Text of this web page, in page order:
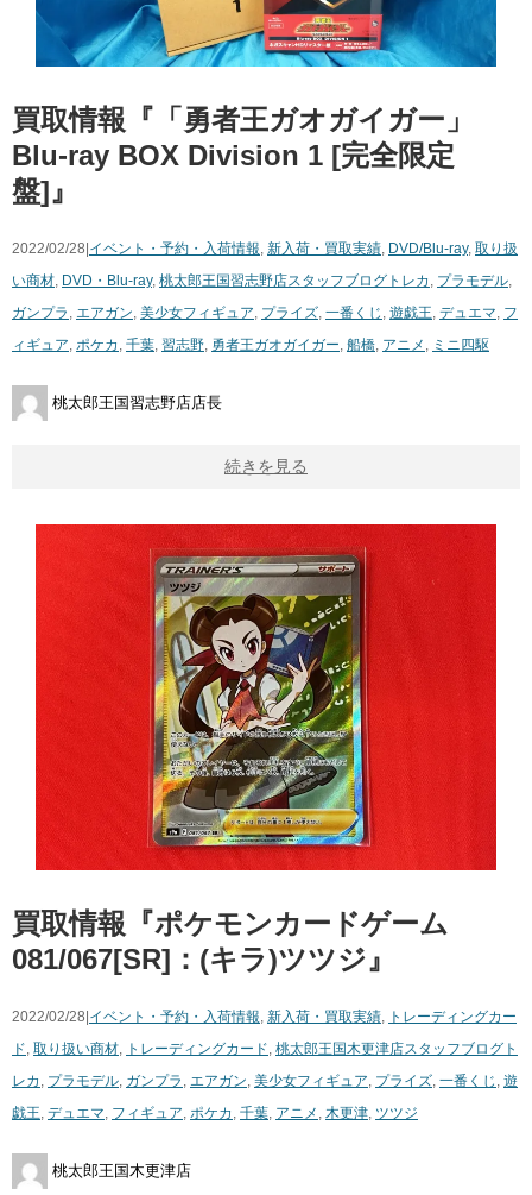
買取情報『「勇者王ガオガイガー」
Blu-ray ​BOX ​Division ​1 ​[完全限定
盤]』
2022/02/28|イベント・予約・入荷情報 新入荷・買取実績 DVD/Blu-ray, 取り扱
い商材 DVD・Blu-ray, 桃太郎王国習志野店スタッフブログ トレカ プラモデル
ガンプラ
エアガン 美少女フィギュア プライズ 一番くじ 遊戯王 デュエマ フ
ィギュア ポケカ 千葉 習志野 勇者王ガオガイガー 船橋 アニメ ミニ四駆
桃太郎王国習志野店店長
続きを見る
買取情報『ポケモンカードゲーム
081/067[SR]：(キラ)ツツジ』
2022/02/28|イベント・予約・入荷情報 新入荷・買取実績
トレーディングカー
ド 取り扱い商材 トレーディングカード 桃太郎王国木更津店スタッフブログ ト
レカ
プラモデル ガンプラ エアガン 美少女フィギュア プライズ 一番くじ 遊
戯王 デュエマ フィギュア ポケカ 千葉 アニメ 木更津 ツツジ
桃太郎王国木更津店